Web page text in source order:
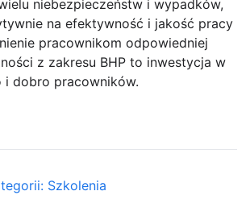
niebezpieczeństw i wypadków,
na efektywność i jakość pracy
pracownikom odpowiedniej
z zakresu BHP to inwestycja w
i dobro pracowników.
Szkolenia